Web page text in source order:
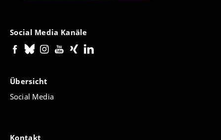
Social Media Kanäle
Übersicht
Social Media
Kontakt